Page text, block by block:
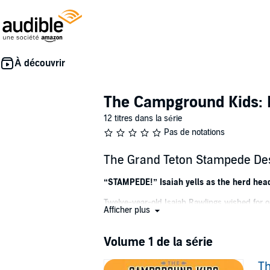
The Campground
12 titres dans la série
Pas de notations
The Grand Teton Stampede
“STAMPEDE!” Isaiah yells as the herd
Twelve-year-old Isaiah Rawlings wished for
Isaiah pleads with his parents to reconsider
When his dad unexpectedly announces a
grows louder and louder. The ground
When Isaiah, his cousin Ethan, and sister
Afficher plus
Volume 1 de la série